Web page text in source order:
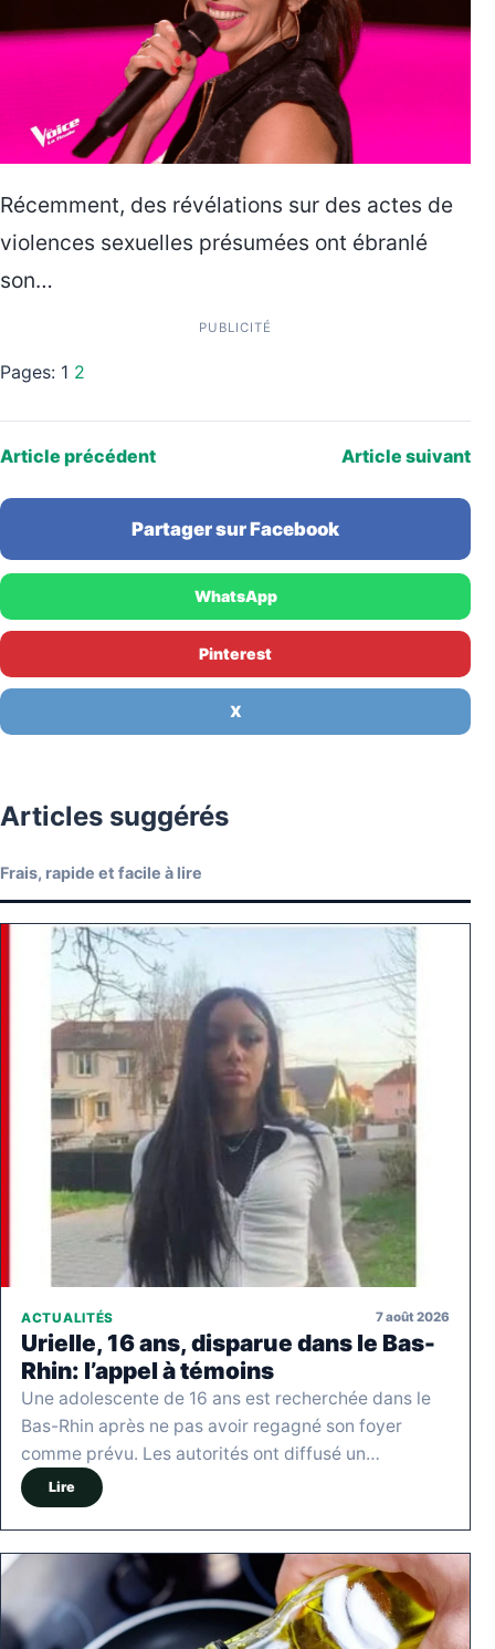
Récemment, des révélations sur des actes de
violences sexuelles présumées ont ébranlé
son…
PUBLICITÉ
Pages: 1 2
Article précédent Article suivant
Partager sur Facebook
WhatsApp
Pinterest
X
Articles suggérés
Frais, rapide et facile à lire
ACTUALITÉS 7 août 2026
Urielle, 16 ans, disparue dans le Bas-
Rhin: l’appel à témoins
Une adolescente de 16 ans est recherchée dans le
Bas-Rhin après ne pas avoir regagné son foyer
comme prévu. Les autorités ont diffusé un…
Lire